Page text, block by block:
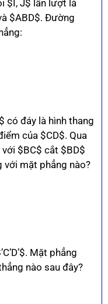
$I, J$ lần lượt là
$ABD$. Đường
có đáy là hình thang
của $CD$. Qua
$BC$ cắt $BD$
mặt phẳng nào?
Mặt phẳng
nào sau đây?